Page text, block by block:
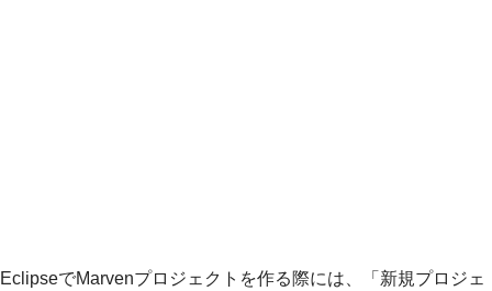
EclipseでMarvenプロジェクトを作る際には、「新規プロジェ